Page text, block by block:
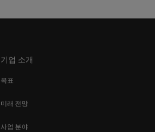
기업 소개
목표
미래 전망
사업 분야